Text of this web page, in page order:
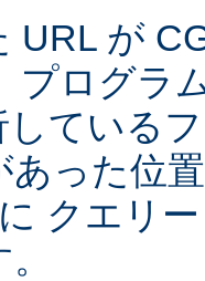
URL が
プログラ
している
あった位
クエリ